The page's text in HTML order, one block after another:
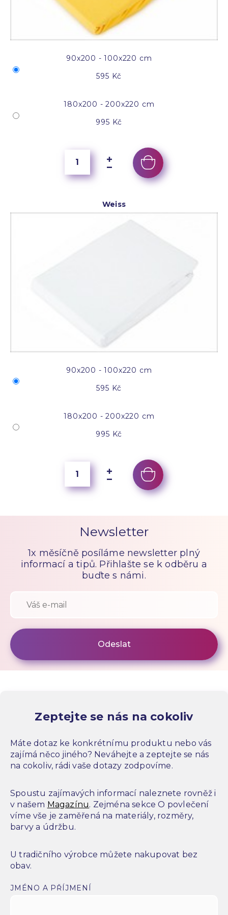
90x200 - 100x220 cm
595 Kč
180x200 - 200x220 cm
995 Kč
Weiss
90x200 - 100x220 cm
595 Kč
180x200 - 200x220 cm
995 Kč
Newsletter
1x měsíčně posíláme newsletter plný
informací a tipů. Přihlašte se k odběru a
buďte s námi.
Zeptejte se nás na cokoliv
Máte dotaz ke konkrétnímu produktu nebo vás
zajímá něco jiného? Neváhejte a zeptejte se nás
na cokoliv, rádi vaše dotazy zodpovíme.
Spoustu zajímavých informací naleznete rovněž i
v našem Magazínu. Zejména sekce O povlečení
víme vše je zaměřená na materiály, rozměry,
barvy a údržbu.
U tradičního výrobce můžete nakupovat bez
obav.
JMÉNO A PŘÍJMENÍ